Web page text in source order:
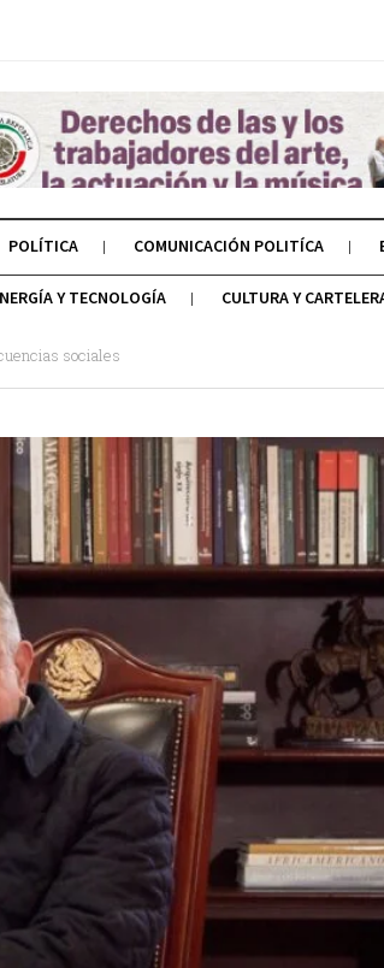
POLÍTICA COMUNICACIÓN POLITÍCA
Y TECNOLOGÍA CULTURA Y
sociales